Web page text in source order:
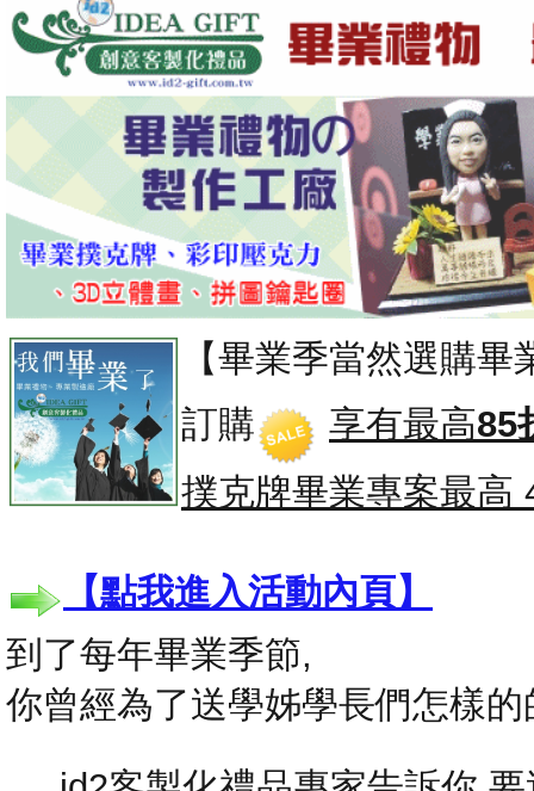
【畢業季當然選購
訂購
享有最高85
撲克牌畢業專案最高
【點我進入活動內頁】
到了每年畢業季節,
你曾經為了送學姊學長們怎樣